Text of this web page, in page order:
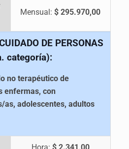
Mensual:$ 295.970,00
DE PERSONAS
categoría):
no terapéutico de
enfermas, con
as, adolescentes, adultos